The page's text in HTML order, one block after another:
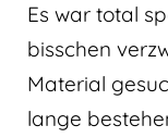
Es war total
bisschen
Material
lange